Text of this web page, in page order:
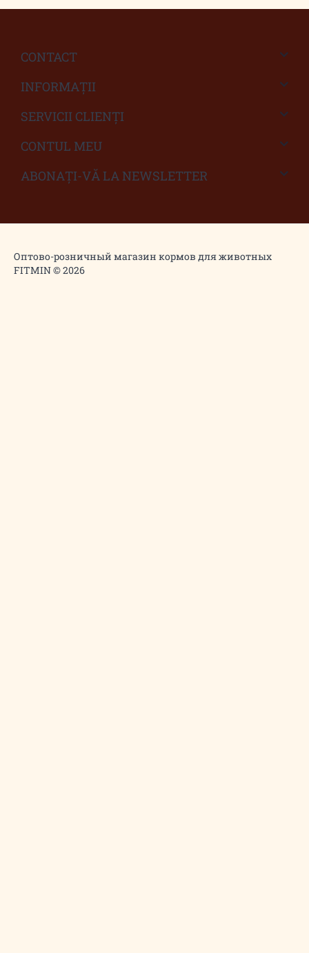
CONTACT
INFORMAŢII
SERVICII CLIENŢI
CONTUL MEU
ABONAȚI-VĂ LA NEWSLETTER
Оптово-розничный магазин кормов для животных
FITMIN © 2026